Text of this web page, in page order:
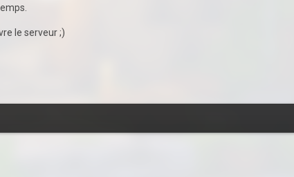
le serveur ;)